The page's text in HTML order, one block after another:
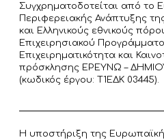
Συγχρηματοδοτείται από το
Περιφερειακής Ανάπτυξης
και Ελληνικούς εθνικούς
Επιχειρησιακού
Επιχειρηματικότητα και
πρόσκλησης ΕΡΕΥΝΩ –
(κωδικός έργου: T1ΕΔΚ 03445).
Η υποστήριξη της